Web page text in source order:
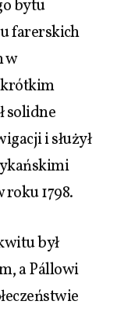
bytu
farerskich
w
krótkim
solidne
i służył
1798.
był
a Pállowi